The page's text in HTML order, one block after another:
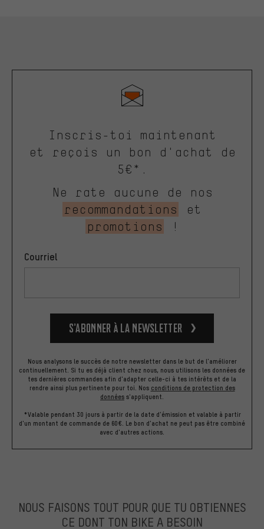
Inscris-toi maintenant
et reçois un bon d'achat de
5€*.
Ne rate aucune de nos
recommandations
et
promotions
!
Courriel
S’abonner à la newsletter
Nous analysons le succès de notre newsletter dans le but de l'améliorer
continuellement. Si tu es déjà client chez nous, nous utilisons les données de
tes dernières commandes afin d'adapter celle-ci à tes intérêts et de la
rendre ainsi plus pertinente pour toi. Nos conditions de protection des
données s'appliquent.
*Valable pendant 30 jours à partir de la date d'émission et valable à partir
d'un montant de commande de 60€. Le bon d'achat ne peut pas être combiné
avec d'autres actions.
NOUS FAISONS TOUT POUR QUE TU OBTIENNES
CE DONT TON BIKE A BESOIN